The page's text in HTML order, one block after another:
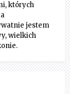
których
jestem
wielkich